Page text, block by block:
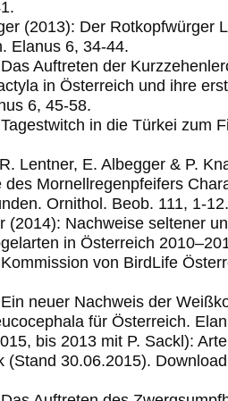
(2013): Der Rotkopfwürger
Elanus 6, 34-44.
Auftreten der
in Österreich und ihre
6, 45-58.
in die Türkei zum
Lentner, E. Albegger & P.
des Mornellregenpfeifers
Ornithol. Beob. 111, 1-12.
(2014): Nachweise seltener
in Österreich
von BirdLife
neuer Nachweis der
für Österreich.
bis 2013 mit P. Sackl):
(Stand 30.06.2015).